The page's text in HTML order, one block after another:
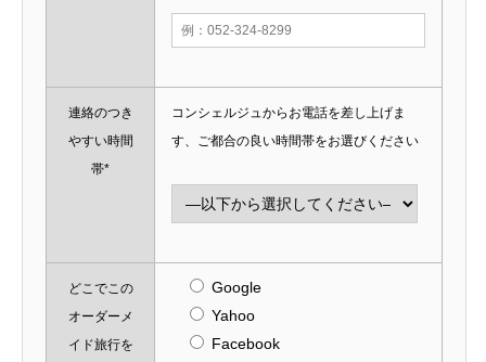
連絡のつき
やすい時間
帯*
コンシェルジュからお電話を差し上げま
す、ご都合の良い時間帯をお選びください
どこでこの
オーダーメ
イド旅行を
Google
Yahoo
Facebook